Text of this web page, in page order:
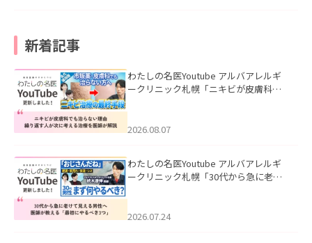
新着記事
わたしの名医Youtube アルバアレルギ
ークリニック札幌「ニキビが皮膚科で
ました。
2026.08.07
わたしの名医Youtube アルバアレルギ
ークリニック札幌「30代から急に老け
た。
2026.07.24